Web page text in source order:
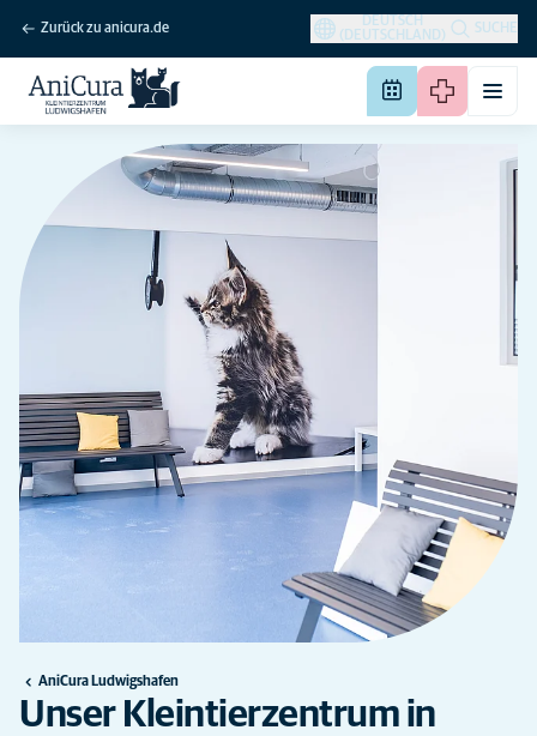
Zurück zu anicura.de
DEUTSCH
(DEUTSCHLAND)
SUCHE
AniCura Ludwigshafen
Unser Kleintierzentrum in